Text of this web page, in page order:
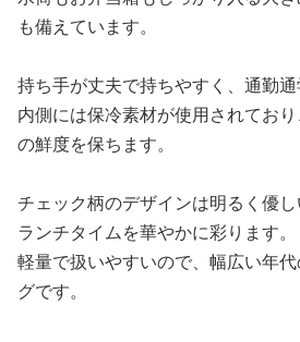
も備えています。
持ち手が丈夫で持ちやすく、通勤通
内側には保冷素材が使用されてお
の鮮度を保ちます。
チェック柄のデザインは明るく優
ランチタイムを華やかに彩ります。
軽量で扱いやすいので、幅広い年
グです。